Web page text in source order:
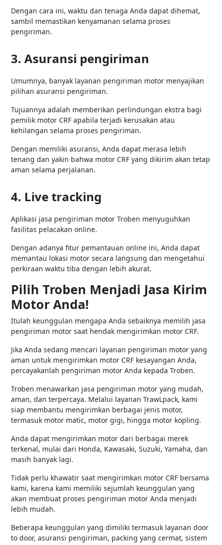
Dengan cara ini, waktu dan tenaga Anda dapat dihemat,
sambil memastikan kenyamanan selama proses
pengiriman.
3. Asuransi pengiriman
Umumnya, banyak layanan pengiriman motor menyajikan
pilihan asuransi pengiriman.
Tujuannya adalah memberikan perlindungan ekstra bagi
pemilik motor CRF apabila terjadi kerusakan atau
kehilangan selama proses pengiriman.
Dengan memiliki asuransi, Anda dapat merasa lebih
tenang dan yakin bahwa motor CRF yang dikirim akan tetap
aman selama perjalanan.
4. Live tracking
Aplikasi jasa pengiriman motor Troben menyuguhkan
fasilitas pelacakan online.
Dengan adanya fitur pemantauan online ini, Anda dapat
memantau lokasi motor secara langsung dan mengetahui
perkiraan waktu tiba dengan lebih akurat.
Pilih Troben Menjadi Jasa Kirim
Motor Anda!
Itulah keunggulan mengapa Anda sebaiknya memilih jasa
pengiriman motor saat hendak mengirimkan motor CRF.
Jika Anda sedang mencari layanan pengiriman motor yang
aman untuk mengirimkan motor CRF kesayangan Anda,
percayakanlah pengiriman motor Anda kepada Troben.
Troben menawarkan jasa pengiriman motor yang mudah,
aman, dan terpercaya. Melalui layanan TrawLpack, kami
siap membantu mengirimkan berbagai jenis motor,
termasuk motor matic, motor gigi, hingga motor kopling.
Anda dapat mengirimkan motor dari berbagai merek
terkenal, mulai dari Honda, Kawasaki, Suzuki, Yamaha, dan
masih banyak lagi.
Tidak perlu khawatir saat mengirimkan motor CRF bersama
kami, karena kami memiliki sejumlah keunggulan yang
akan membuat proses pengiriman motor Anda menjadi
lebih mudah.
Beberapa keunggulan yang dimiliki termasuk layanan door
to door, asuransi pengiriman, packing yang cermat, sistem